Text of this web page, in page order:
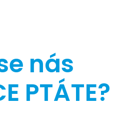
nás
PTÁTE?